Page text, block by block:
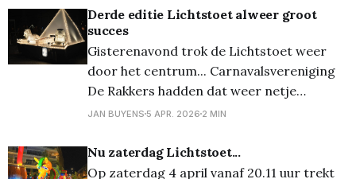
nog eens voor één keer hun oude pakken
aandoen en alhier verzamelen. Maar ook
alle alle anderen mochten (verkleed.
Derde editie Lichtstoet alweer groot
succes
Gisterenavond trok de Lichtstoet weer
door het centrum... Carnavalsvereniging
De Rakkers hadden dat weer netje
georganiseerd, zodat er zowel erg veel
13 Lommelse wagens...), maar er ook erg
veel publiek kwam opdagen. Vooraf aan de
JAN BUYENS 5 APR. 2026 2 MIN
Nu zaterdag Lichtstoet...
Op zaterdag 4 april vanaf 20.11 uur trekt